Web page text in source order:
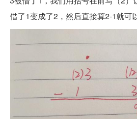
借了1变成了2，然后直接算2-1就可